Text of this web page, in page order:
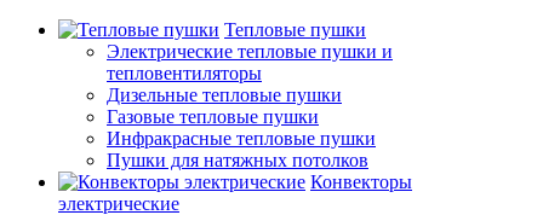
Тепловые пушки
Электрические тепловые пушки и
тепловентиляторы
Дизельные тепловые пушки
Газовые тепловые пушки
Инфракрасные тепловые пушки
Пушки для натяжных потолков
Конвекторы
электрические